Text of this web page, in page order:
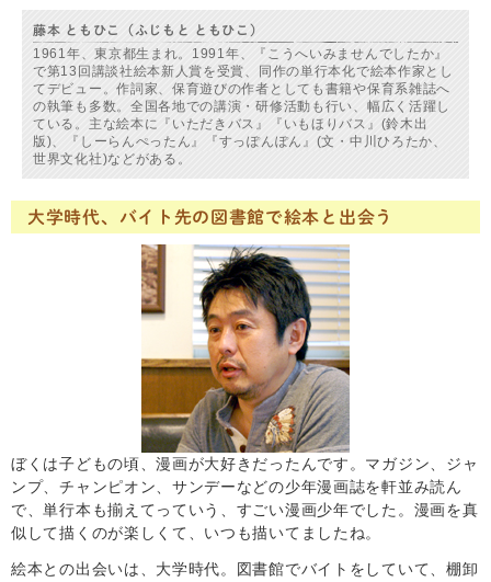
藤本 ともひこ（ふじもと ともひこ）
1961年、東京都生まれ。1991年、『こうへいみませんでしたか』
で第13回講談社絵本新人賞を受賞、同作の単行本化で絵本作家とし
てデビュー。作詞家、保育遊びの作者としても書籍や保育系雑誌へ
の執筆も多数。全国各地での講演・研修活動も行い、幅広く活躍し
ている。主な絵本に『いただきバス』『いもほりバス』(鈴木出
版)、『しーらんぺったん』『すっぽんぽん』(文・中川ひろたか、
世界文化社)などがある。
大学時代、バイト先の図書館で絵本と出会う
ぼくは子どもの頃、漫画が大好きだったんです。マガジン、ジャ
ンプ、チャンピオン、サンデーなどの少年漫画誌を軒並み読ん
で、単行本も揃えてっていう、すごい漫画少年でした。漫画を真
似して描くのが楽しくて、いつも描いてましたね。
絵本との出会いは、大学時代。図書館でバイトをしていて、棚卸